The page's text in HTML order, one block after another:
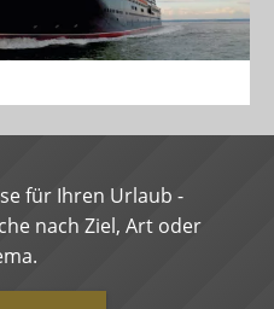
für Ihren Urlaub -
nach Ziel, Art oder